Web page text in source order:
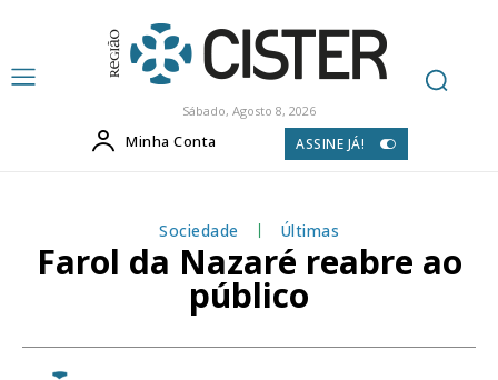
Sábado, Agosto 8, 2026
Minha Conta ASSINE JÁ!
Sociedade Últimas
Farol da Nazaré reabre ao
público